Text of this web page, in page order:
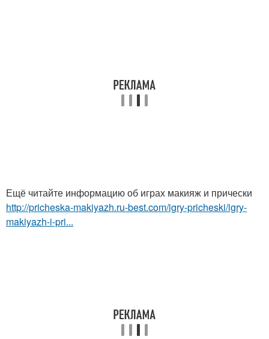
Ещё читайте информацию об играх макияж и прически
http://pricheska-makiyazh.ru-best.com/igry-pricheski/igry-
makiyazh-i-pri...